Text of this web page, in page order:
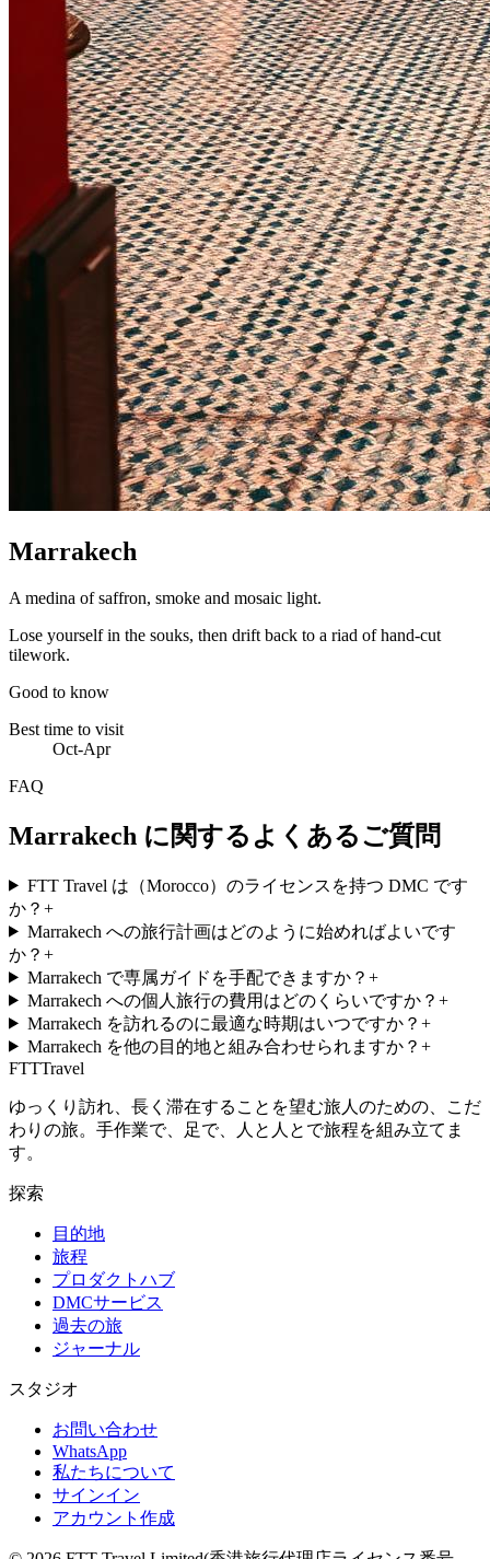
Marrakech
A medina of saffron, smoke and mosaic light.
Lose yourself in the souks, then drift back to a riad of hand-cut
tilework.
Good to know
Best time to visit
Oct-Apr
FAQ
Marrakech に関するよくあるご質問
FTT Travel は（Morocco）のライセンスを持つ DMC です
か？ +
Marrakech への旅行計画はどのように始めればよいです
か？ +
Marrakech で専属ガイドを手配できますか？ +
Marrakech への個人旅行の費用はどのくらいですか？ +
Marrakech を訪れるのに最適な時期はいつですか？ +
Marrakech を他の目的地と組み合わせられますか？ +
FTTTravel
ゆっくり訪れ、長く滞在することを望む旅人のための、こだ
わりの旅。手作業で、足で、人と人とで旅程を組み立てま
す。
探索
目的地
旅程
プロダクトハブ
DMCサービス
過去の旅
ジャーナル
スタジオ
お問い合わせ
WhatsApp
私たちについて
サインイン
アカウント作成